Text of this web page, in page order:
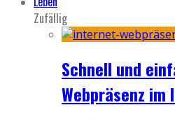
Zufällig
Schnell und
Webpräsenz